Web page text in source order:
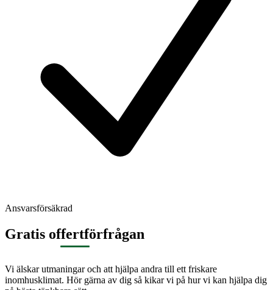
Ansvarsförsäkrad
Gratis offertförfrågan
Vi älskar utmaningar och att hjälpa andra till ett friskare
inomhusklimat. Hör gärna av dig så kikar vi på hur vi kan hjälpa dig